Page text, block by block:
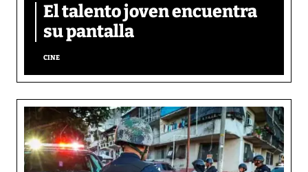
El talento joven encuentra
su pantalla​
CINE